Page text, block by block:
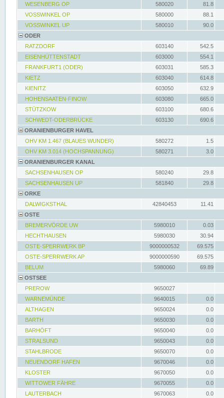
WESENBERG OP
580020
81.8
VOSSWINKEL OP
580000
88.1
VOSSWINKEL UP
580010
90.0
ODER
RATZDORF
603140
542.5
EISENHÜTTENSTADT
603000
554.1
FRANKFURT1 (ODER)
603031
585.3
KIETZ
603040
614.8
KIENITZ
603050
632.9
HOHENSAATEN-FINOW
603080
665.0
STÜTZKOW
603100
680.6
SCHWEDT-ODERBRÜCKE
603130
690.6
ORANIENBURGER HAVEL
OHV KM 1.467 (BLAUES WUNDER)
580272
1.5
OHV KM 3.014 (HOCHSPANNUNG)
580271
3.0
ORANIENBURGER KANAL
SACHSENHAUSEN OP
580240
29.8
SACHSENHAUSEN UP
581840
29.8
ORKE
DALWIGKSTHAL
42840453
11.41
OSTE
BREMERVÖRDE UW
5980010
0.03
HECHTHAUSEN
5980030
30.94
OSTE-SPERRWERK BP
9000000532
69.575
OSTE-SPERRWERK AP
9000000590
69.575
BELUM
5980060
69.89
OSTSEE
PREROW
9650027
WARNEMÜNDE
9640015
0.0
ALTHAGEN
9650024
0.0
BARTH
9650030
0.0
BARHÖFT
9650040
0.0
STRALSUND
9650043
0.0
STAHLBRODE
9650070
0.0
NEUENDORF HAFEN
9670046
0.0
KLOSTER
9670050
0.0
WITTOWER FÄHRE
9670055
0.0
LAUTERBACH
9670063
0.0